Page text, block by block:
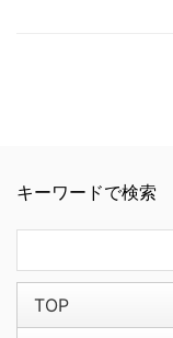
キーワードで検索
TOP